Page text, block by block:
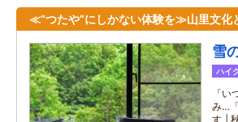
≪“つたや”にしかない体験を≫山里文化
雪
ハイ
「
み…
す │